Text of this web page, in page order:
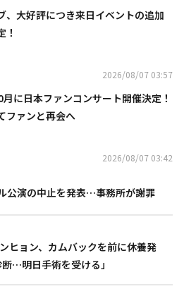
、大好評につき来日イベントの追加
！
2026/08/07 03:57
月に日本ファンコンサート開催決定！
ファンと再会へ
2026/08/07 03:42
公演の中止を発表…事務所が謝罪
ヒョン、カムバックを前に休養発
…明日手術を受ける」